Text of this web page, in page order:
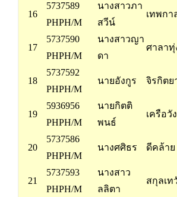
16
5737589
PHPH/M
นางสาวภา
สวีน์
เทพกา
17
5737590
PHPH/M
นางสาวญา
ดา
ศาลาทุ่
18
5737592
PHPH/M
นายอังกูร จิรกิตย
19
5936956
PHPH/M
นายกิตติ
พนธ์
เครือวั
20
5737586
PHPH/M
นางศศิธร ดีคล้าย
21
5737593
PHPH/M
นางสาว
ลลิตา
สกุลเ